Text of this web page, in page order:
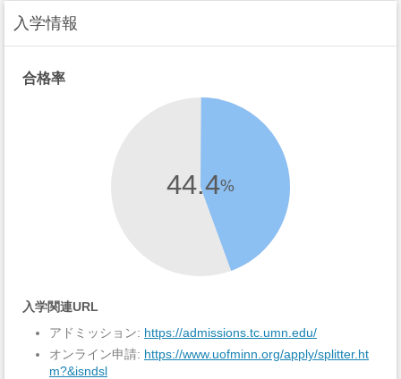
入学情報
合格率
44.4%
入学関連URL
アドミッション: https://admissions.tc.umn.edu/
オンライン申請: https://www.uofminn.org/apply/splitter.ht
m?&isndsl